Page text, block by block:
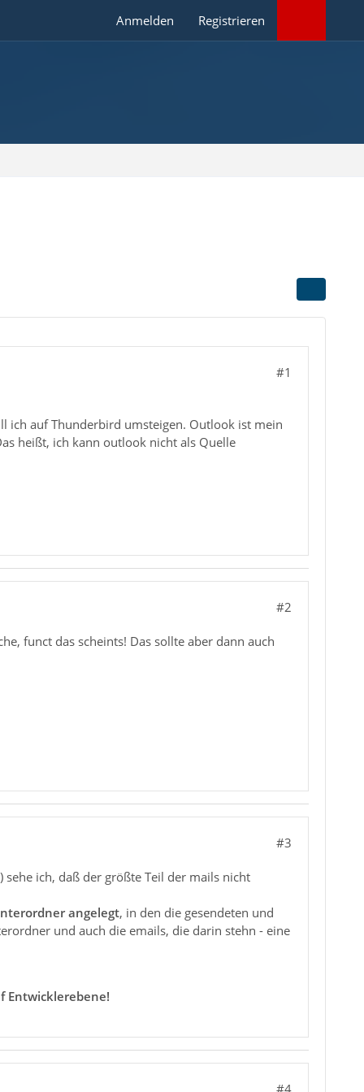
Anmelden Registrieren
#1
ich auf Thunderbird umsteigen. Outlook ist mein
heißt, ich kann outlook nicht als Quelle
#2
funct das scheints! Das sollte aber dann auch
#3
ich, daß der größte Teil der mails nicht
angelegt, in den die gesendeten und
und auch die emails, die darin stehn - eine
Entwicklerebene!
#4